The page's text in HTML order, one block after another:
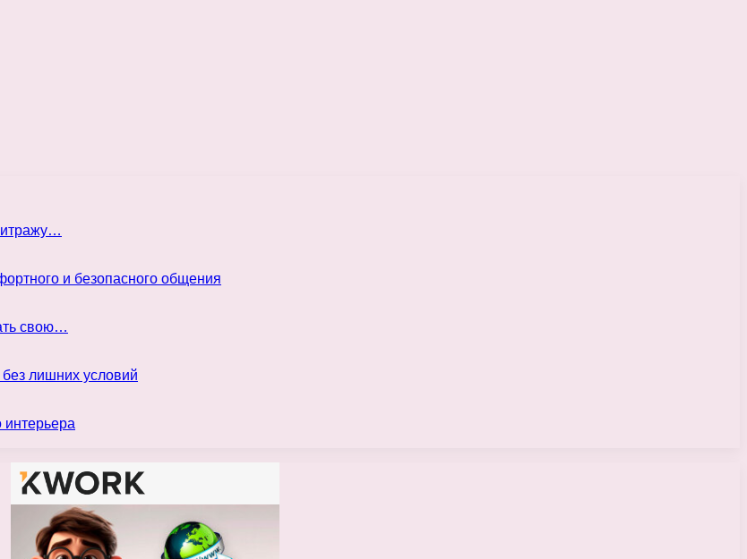
и безопасного общения
свою…
лишних условий